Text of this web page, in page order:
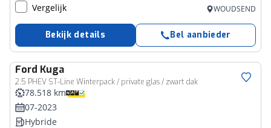
Vergelijk WOUDSEND
Bekijk details Bel aanbieder
Ford Kuga
2.5 PHEV ST-Line Winterpack / private glas / zwart dak
78.518 km
07-2023
Hybride